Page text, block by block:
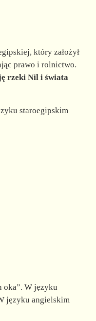
który założył
prawo i rolnictwo.
rzeki Nil i świata
staroegipskim
oka”. W języku
języku angielskim